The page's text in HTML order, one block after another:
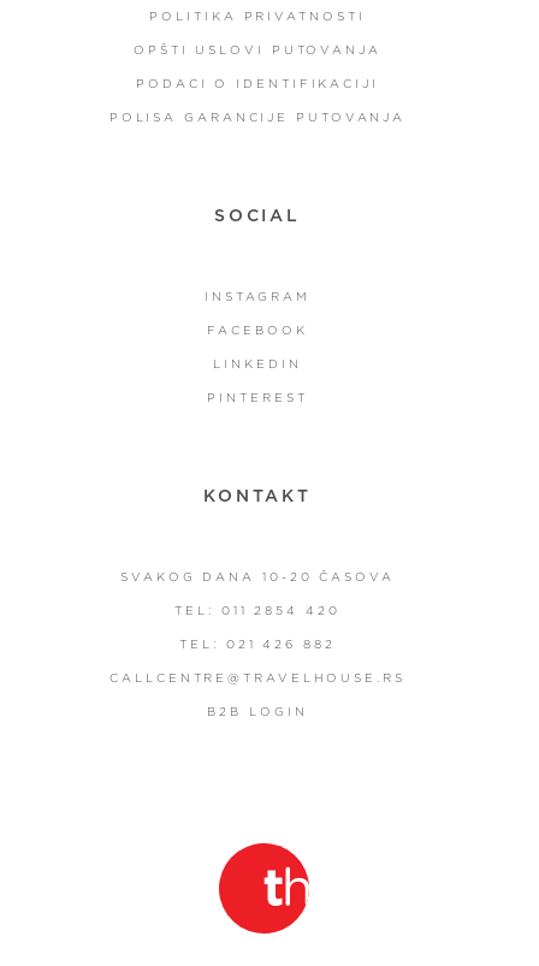
POLITIKA PRIVATNOSTI
OPŠTI USLOVI PUTOVANJA
PODACI O IDENTIFIKACIJI
POLISA GARANCIJE PUTOVANJA
SOCIAL
INSTAGRAM
FACEBOOK
LINKEDIN
PINTEREST
KONTAKT
SVAKOG DANA 10-20 ČASOVA
TEL: 011 2854 420
TEL: 021 426 882
CALLCENTRE@TRAVELHOUSE.RS
B2B LOGIN